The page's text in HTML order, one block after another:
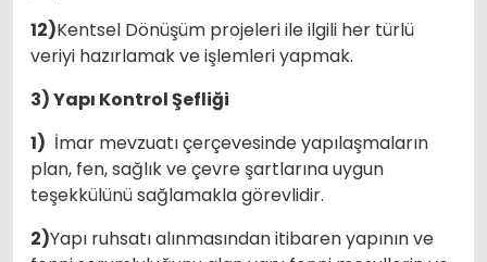
12)Kentsel Dönüşüm projeleri ile ilgili her türlü
veriyi hazırlamak ve işlemleri yapmak.
3) Yapı Kontrol Şefliği
1) İmar mevzuatı çerçevesinde yapılaşmaların
plan, fen, sağlık ve çevre şartlarına uygun
teşekkülünü sağlamakla görevlidir.
2)Yapı ruhsatı alınmasından itibaren yapının ve